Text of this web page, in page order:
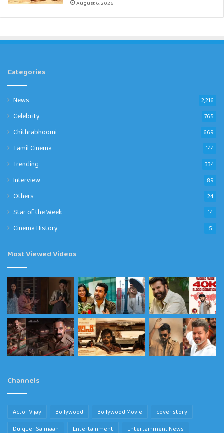
August 6, 2026
Categories
News 2,216
Celebrity 765
Chithrabhoomi 669
Tamil Cinema 144
Trending 334
Interview 89
Others 24
Star of the Week 14
Cinema History 5
Most Viewed Videos
Channels
Actor Vijay Bollywood Bollywood Movie
cover story
Dulquer Salmaan
Entertainment Entertainment News